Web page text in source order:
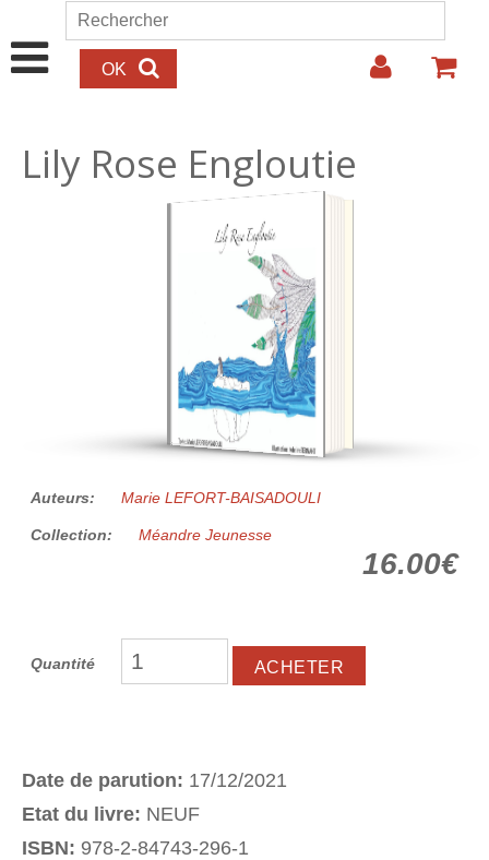
Aller au contenu principal
Formulaire de recherche
Rechercher
Lily Rose Engloutie
16.00€
Auteurs: Marie LEFORT-BAISADOULI
Collection: Méandre Jeunesse
16.00€
Quantité
Date de parution: 17/12/2021
Etat du livre: NEUF
ISBN: 978-2-84743-296-1